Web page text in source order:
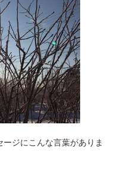
ジにこんな言葉がありま